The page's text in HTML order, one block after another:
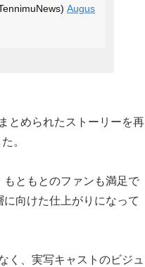
Augus
とめられたストーリーを再
。
ともとのファンも満足で
向けた仕上がりになって
く、実写キャストのビジュ